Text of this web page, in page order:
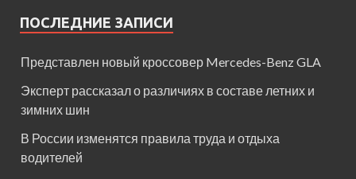
ПОСЛЕДНИЕ ЗАПИСИ
Представлен новый кроссовер Mercedes-Benz GLA
Эксперт рассказал о различиях в составе летних и
зимних шин
В России изменятся правила труда и отдыха
водителей